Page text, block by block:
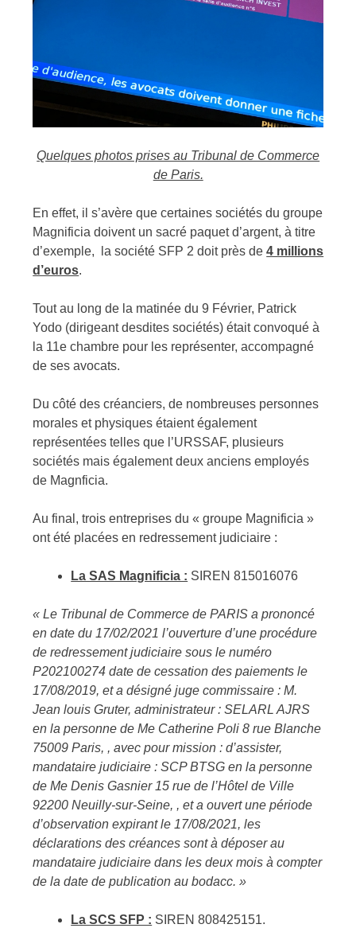
Quelques photos prises au Tribunal de Commerce
de Paris.
En effet, il s’avère que certaines sociétés du groupe
Magnificia doivent un sacré paquet d’argent, à titre
d’exemple, la société SFP 2 doit près de4 millions
d’euros.
Tout au long de la matinée du 9 Février, Patrick
Yodo (dirigeant desdites sociétés) était convoqué à
la 11e chambre pour les représenter, accompagné
de ses avocats.
Du côté des créanciers, de nombreuses personnes
morales et physiques étaient également
représentées telles que l’URSSAF, plusieurs
sociétés mais également deux anciens employés
de Magnficia.
Au final, trois entreprises du « groupe Magnificia »
ont été placées en redressement judiciaire :
La SAS Magnificia : SIREN 815016076
« Le Tribunal de Commerce de PARIS a prononcé
en date du 17/02/2021 l’ouverture d’une procédure
de redressement judiciaire sous le numéro
P202100274 date de cessation des paiements le
17/08/2019, et a désigné juge commissaire : M.
Jean louis Gruter, administrateur : SELARL AJRS
en la personne de Me Catherine Poli 8 rue Blanche
75009 Paris, , avec pour mission : d’assister,
mandataire judiciaire : SCP BTSG en la personne
de Me Denis Gasnier 15 rue de l’Hôtel de Ville
92200 Neuilly-sur-Seine, , et a ouvert une période
d’observation expirant le 17/08/2021, les
déclarations des créances sont à déposer au
mandataire judiciaire dans les deux mois à compter
de la date de publication au bodacc. »
La SCS SFP : SIREN 808425151.